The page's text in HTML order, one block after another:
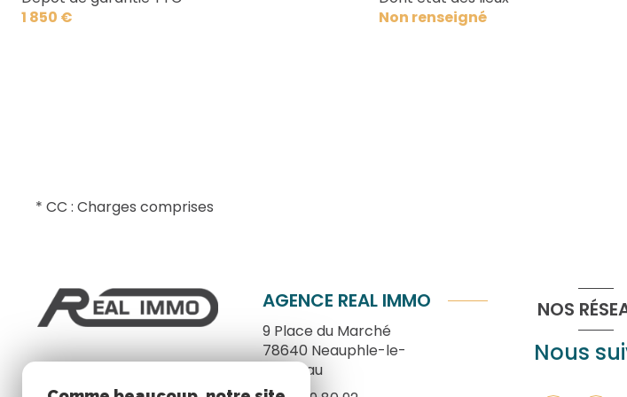
WC
Non renseigné
1 850 €
* CC : Charges comprises
AGENCE REAL IMMO
9 Place du Marché
78640 Neauphle-le-
Château
NOS
Nous